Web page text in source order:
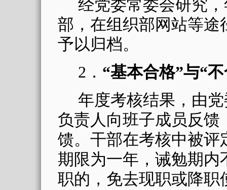
经党委常委会研究
部，在组织部网站等途
予以归档。
2 ． “基本合格”与“
年度考核结果，由
负责人向班子成员反馈
馈。干部在考核中被评
期限为一年，诫勉期内
职的，免去现职或降职